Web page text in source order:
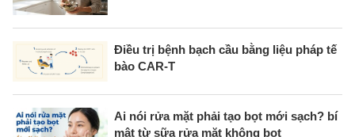
Điều trị bệnh bạch cầu bằng liệu pháp tế
bào CAR-T
Ai nói rửa mặt phải tạo bọt mới sạch? bí
mật từ sữa rửa mặt không bọt